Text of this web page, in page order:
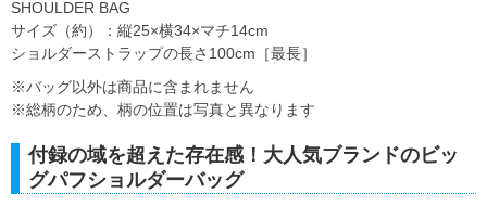
SHOULDER BAG
サイズ（約）：縦25×横34×マチ14cm
ショルダーストラップの長さ100cm［最長］
※バッグ以外は商品に含まれません
※総柄のため、柄の位置は写真と異なります
付録の域を超えた存在感！大人気ブランドのビッ
グパフショルダーバッグ